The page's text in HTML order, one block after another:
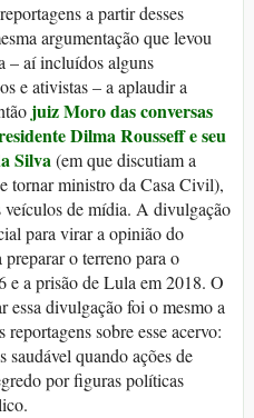
a partir desses
argumentação que levou
– aí incluídos alguns
e ativistas – a aplaudir a
juiz Moro das conversas
Dilma Rousseff e seu
Silva(em que discutiam a
tornar ministro da Casa Civil),
de mídia. A divulgação
para virar a opinião do
o terreno para o
e a prisão de Lula em 2018. O
divulgação foi o mesmo a
sobre esse acervo:
saudável quando ações de
por figuras políticas